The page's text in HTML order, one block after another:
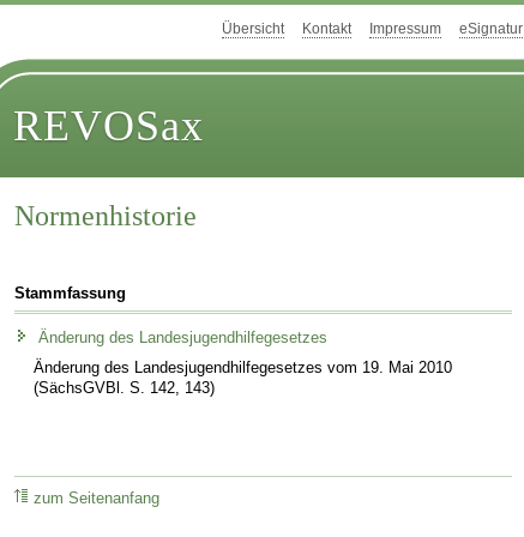
Übersicht Kontakt Impressum eSignatur
REVOSax
Normenhistorie
Stammfassung
Änderung des Landesjugendhilfegesetzes
Änderung des Landesjugendhilfegesetzes vom 19. Mai 2010
(SächsGVBl. S. 142, 143)
zum Seitenanfang